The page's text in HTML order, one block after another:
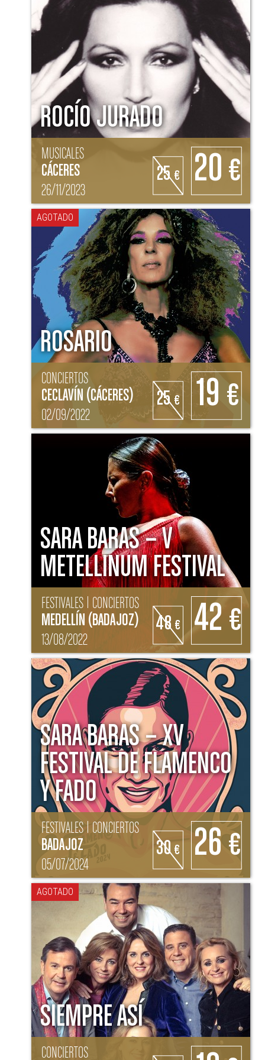
ROCÍO JURADO
MUSICALES
CÁCERES
26/11/2023
25€ 20 €
AGOTADO
ROSARIO
CONCIERTOS
CECLAVÍN (CÁCERES)
02/09/2022
25€ 19 €
SARA BARAS – V
METELLINUM FESTIVAL
FESTIVALES | CONCIERTOS
MEDELLÍN (BADAJOZ)
13/08/2022
48€ 42 €
SARA BARAS – XV
FESTIVAL DE FLAMENCO
Y FADO
FESTIVALES | CONCIERTOS
BADAJOZ
05/07/2024
30€ 26€
AGOTADO
SIEMPRE ASÍ
CONCIERTOS